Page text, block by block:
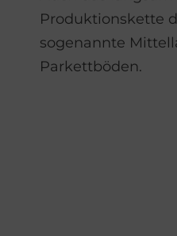
Produktionskette
sogenannte
Parkettböden.